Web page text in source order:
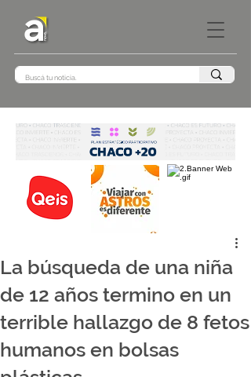
La búsqueda de una niña
de 12 años termino en un
terrible hallazgo de 8 fetos
humanos en bolsas